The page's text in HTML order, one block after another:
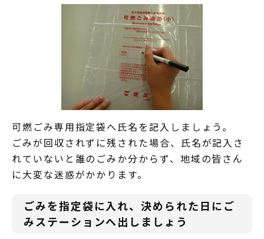
可燃ごみ専用指定袋へ氏名を記入しましょう。
ごみが回収されずに残された場合、氏名が記入さ
れていないと誰のごみか分からず、地域の皆さん
に大変な迷惑がかかります。
ごみを指定袋に入れ、決められた日にご
みステーションへ出しましょう